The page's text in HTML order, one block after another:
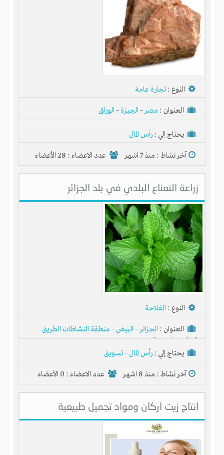
النوع :تجارة عامة
العنوان : مصر- الجيزة - الوراق
يحتاج إلي : رأس المال
آخر نشاط : منذ 7 اشهر عدد الاعضاء : 28 الأعضاء
زراعة النعناع البلدي في بلد الجزائر
النوع : الفلاحة
العنوان : الجزائر- البيض - منطقة النشاطات الطريق
الوطني رقم ستة
يحتاج إلي : رأس المال -تسويق
آخر نشاط : منذ 8 اشهر عدد الاعضاء : 0 الأعضاء
انتاج زيت اركان ومواد تجميل طبيعية